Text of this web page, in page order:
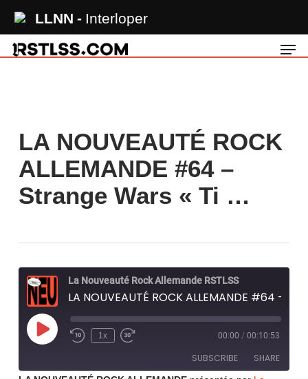
LLNN Interloper
main
LA NOUVEAUTÉ ROCK
ALLEMANDE #64 –
Strange Wars « Ti …
La Nouveauté Rock Allemande RSTLSS
Play
Episode Rewind
1x
Fast
seconds
00:00 / 00:10:53
SUBSCRIBE SHARE